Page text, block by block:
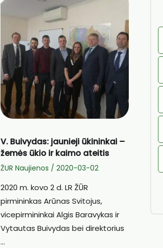
V. Buivydas: jaunieji ūkininkai –
žemės ūkio ir kaimo ateitis
ŽUR Naujienos /2020-03-02
2020 m. kovo 2 d. LR ŽŪR
pirmininkas Arūnas Svitojus,
vicepirmininkai Algis Baravykas ir
Vytautas Buivydas bei direktorius
…